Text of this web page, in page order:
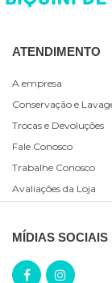
ATENDIMENTO
A empresa
Conservação e
Trocas e Devoluções
Fale Conosco
Trabalhe Conosco
Avaliações da Loja
MÍDIAS SOCIAIS